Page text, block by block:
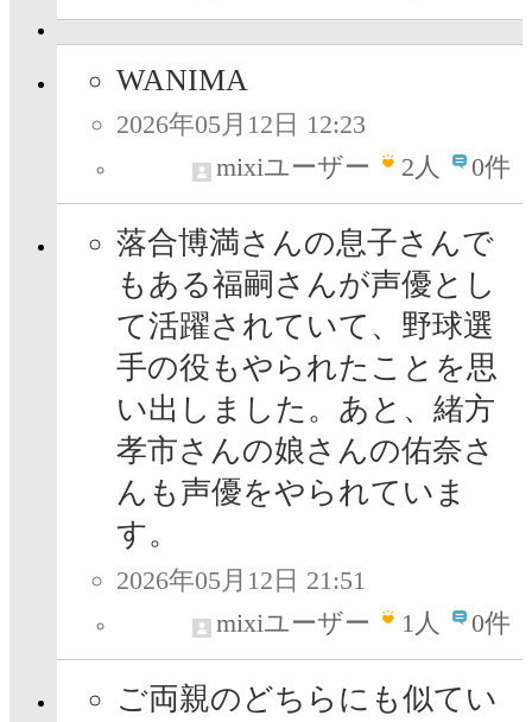
WANIMA
2026年05月12日 12:23
mixiユーザー
2人 0件
落合博満さんの息子さんで
もある福嗣さんが声優とし
て活躍されていて、野球選
手の役もやられたことを思
い出しました。あと、緒方
孝市さんの娘さんの佑奈さ
んも声優をやられていま
す。
2026年05月12日 21:51
mixiユーザー
1人 0件
ご両親のどちらにも似てい